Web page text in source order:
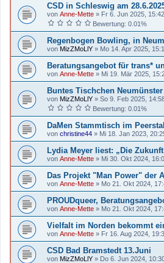
CSD in Schleswig am
von Anne-Mette » Fr 6. Jun 2025, 15:42
Bewertung: 0.01%
Regenbogen Bowling, in
von MizZMoLlY » Mo 14. Apr 2025,
Beratungsangebot für trans*
von Anne-Mette » Mi 19. Mär 2025,
Buntes Tischchen Neumünster
von MizZMoLlY » So 9. Feb 2025,
Bewertung: 0.01%
DaMen Stammtisch im
von christine44 » Mi 18. Jan 2023,
Lydia Meyer liest: „Die
von Anne-Mette » Mi 30. Okt 2024,
Das Projekt "Man Power" der
von Anne-Mette » Mo 21. Okt 2024,
PROUDqueer,
von Anne-Mette » Mo 21. Okt 2024,
Vielfalt im Norden bekommt
von Anne-Mette » Fr 16. Aug 2024,
CSD Bad Bramstedt 13.Juni
von MizZMoLlY » Do 6. Jun 2024,